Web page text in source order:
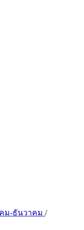
คม-ธันวาคม /